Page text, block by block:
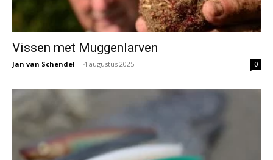
Vissen met Muggenlarven
Jan van Schendel - 4 augustus 2025 0